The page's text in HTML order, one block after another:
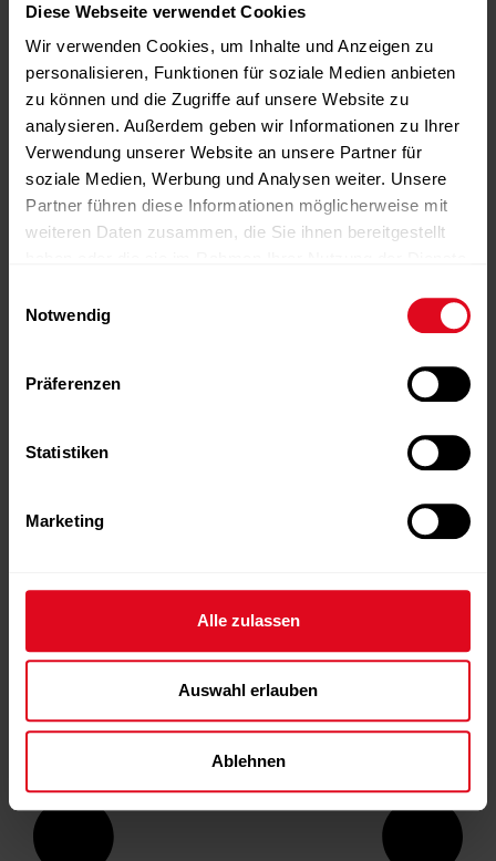
Diese Webseite verwendet Cookies
Wir verwenden Cookies, um Inhalte und Anzeigen zu
personalisieren, Funktionen für soziale Medien anbieten
zu können und die Zugriffe auf unsere Website zu
analysieren. Außerdem geben wir Informationen zu Ihrer
Verwendung unserer Website an unsere Partner für
soziale Medien, Werbung und Analysen weiter. Unsere
Partner führen diese Informationen möglicherweise mit
weiteren Daten zusammen, die Sie ihnen bereitgestellt
Notwendig
Präferenzen
Statistiken
Marketing
Alle zulassen
Auswahl erlauben
Ablehnen
MILONGROUP
20.10.2023
Bernhard-Stefan Müller wird neuer
CEO der milongroup und Nachfolger
von Bernd Reichle
weiterlesen
EasyMotionSkin
28.09.2023
weiterlesen